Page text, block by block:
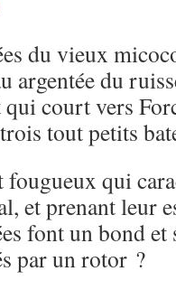
du vieux
argentée du
qui court vers
tout petits
fougueux qui
et prenant leur
font un bond et
par un rotor ?